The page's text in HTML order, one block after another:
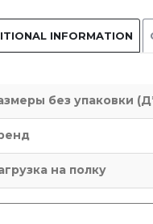
INFORMATION
без упаковки
на полку